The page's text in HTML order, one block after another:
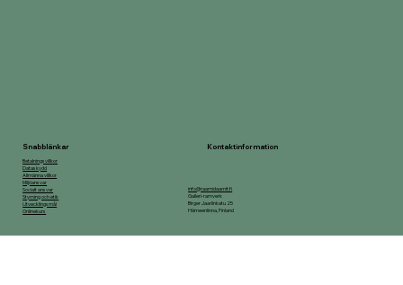
Betalningsvillkor
Dataskydd
Allmänna villkor
Miljöansvar
Socialt ansvar
Styrning och etik
Utvecklingsmål
Onlinekurs
Snabblänkar Kontaktinformation
info@raamidaamit.fi
Galleri-ramverk
Birger Jaarlinkatu 25
Hämeenlinna, Finland